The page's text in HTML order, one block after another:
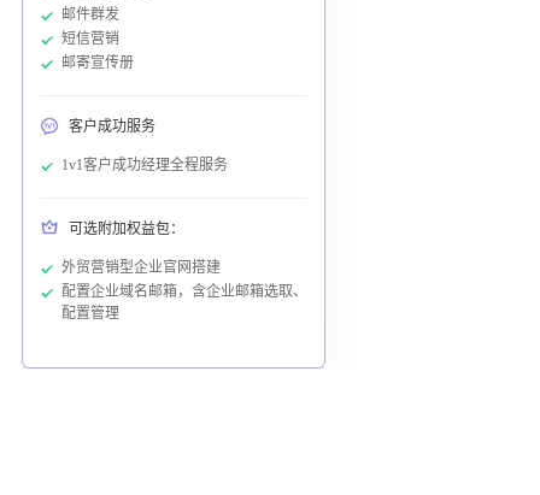
邮件群发
短信营销
邮寄宣传册
客户成功服务
1v1客户成功经理全程服务
可选附加权益包：
外贸营销型企业官网搭建
配置企业域名邮箱，含企业邮箱选取、
配置管理